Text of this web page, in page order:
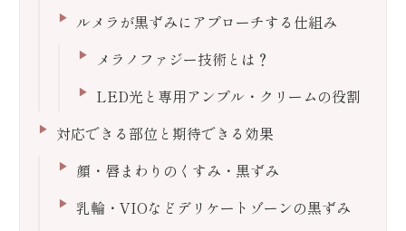
ルメラが黒ずみにアプローチする仕組み
メラノファジー技術とは？
LED光と専用アンプル・クリームの役割
対応できる部位と期待できる効果
顔・唇まわりのくすみ・黒ずみ
乳輪・VIOなどデリケートゾーンの黒ずみ